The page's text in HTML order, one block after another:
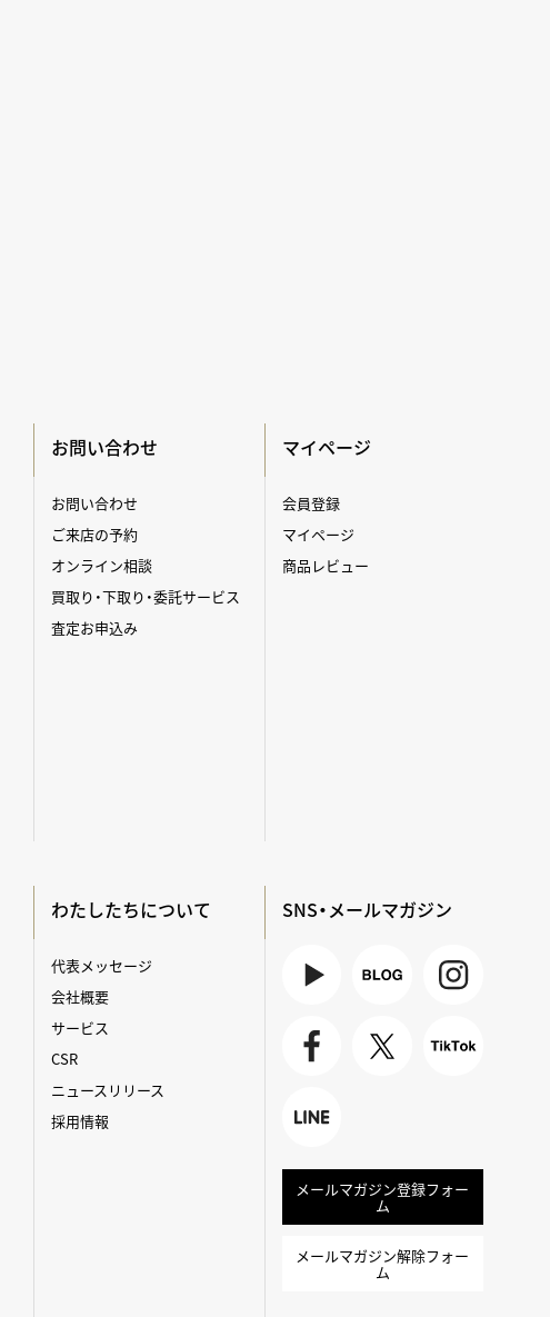
お問い合わせ
お問い合わせ
ご来店の予約
オンライン相談
買取り・下取り・委託サービス
査定お申込み
マイページ
会員登録
マイページ
商品レビュー
わたしたちについて
代表メッセージ
会社概要
サービス
CSR
ニュースリリース
採用情報
SNS・メールマガジン
メールマガジン登録フォー
ム
メールマガジン解除フォー
ム